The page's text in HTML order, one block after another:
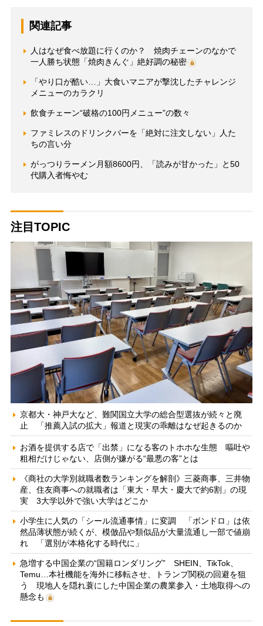
関連記事
人はなぜ食べ放題に行くのか？ 焼肉チェーンのなかで
一人勝ち状態「焼肉きんぐ」絶好調の秘密
「やり口が酷い…」大食いマニアが撃沈したチャレンジ
メニューのカラクリ
飲食チェーン“破格の100円メニュー”の数々
ファミレスのドリンクバーを「絶対に注文しない」人た
ちの言い分
がっつりラーメン月額8600円、「読みが甘かった」と50
代購入者悔やむ
注目TOPIC
京都大・神戸大など、難関国立大学の総合型選抜が続々と廃
止 「推薦入試の拡大」報道と現実の乖離はなぜ起きるのか
お酒を提供する店で「出禁」になる客のトホホな生態 嘔吐や
粗相だけじゃない、店側が嫌がる“最悪の客”とは
《商社の大学別就職者数ランキングを解剖》三菱商事、三井物
産、住友商事への就職者は「東大・早大・慶大で約6割」の現
実 3大学以外で強い大学はどこか
小学生に人気の「シール流通事情」に変調 「ボンドロ」は依
然品薄状態が続くが、模倣品や類似品が大量流通し一部で値崩
れ 「選別が本格化する時代に」
急増する中国企業の“国籍ロンダリング” SHEIN、TikTok、
Temu…本社機能を海外に移転させ、トランプ関税の回避を狙
う 現地人を隠れ蓑にした中国企業の農業参入・土地取得への
懸念も